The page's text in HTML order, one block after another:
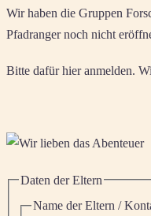
Wir haben die Gruppen
Pfadranger noch nicht
Bitte dafür hier anmelden.
Daten der Eltern
Name der Eltern /